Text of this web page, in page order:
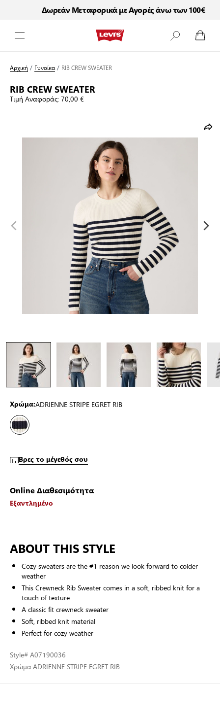
Δωρεάν Μεταφορικά με Αγορές άνω των 100€
Αρχική / Γυναίκα/ RIB CREW SWEATER
RIB CREW SWEATER
Τιμή Αναφοράς:70,00 €
Χρώμα:ADRIENNE STRIPE EGRET RIB
Βρες το μέγεθός σου
Online Διαθεσιμότητα
Εξαντλημένο
ABOUT THIS STYLE
Cozy sweaters are the #1 reason we look forward to colder
weather
This Crewneck Rib Sweater comes in a soft, ribbed knit for a
touch of texture
A classic fit crewneck sweater
Soft, ribbed knit material
Perfect for cozy weather
Style# A07190036
Χρώμα:ADRIENNE STRIPE EGRET RIB